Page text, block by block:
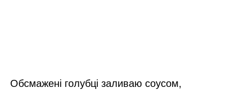
Обсмажені голубці заливаю соусом,